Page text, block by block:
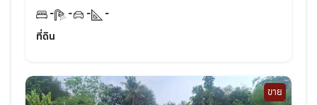
- - -
-
ที่ดิน
ขาย